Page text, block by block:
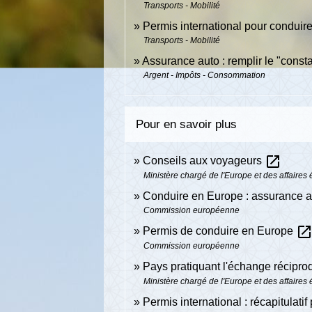
Transports - Mobilité
Permis international pour
Transports - Mobilité
Assurance auto : remplir le
Argent - Impôts - Consommation
Pour en savoir plus
Conseils aux voyageurs open_in_new
Ministère chargé de l'Europe et des affaires
Conduire en Europe : assurance
Commission européenne
Permis de conduire en Europe open_in_new
Commission européenne
Pays pratiquant l'échange
Ministère chargé de l'Europe et des affaires
Permis international : récapitulatif